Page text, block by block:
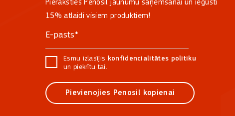
Pieraksties Penosil jaunumu saņemšanai un iegūsti
15% atlaidi visiem produktiem!
Esmu izlasījis konfidencialitātes politiku
un piekrītu tai.
Pievienojies Penosil kopienai